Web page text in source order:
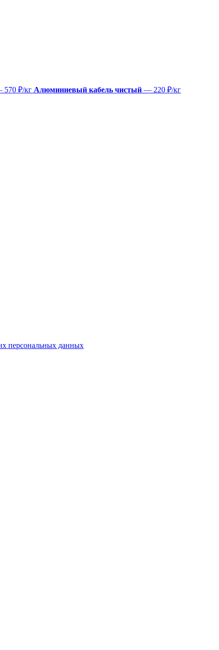
₽/кг Алюминиевый кабель чистый — 220 ₽/кг
персональных данных